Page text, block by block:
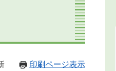
印刷ページ表示